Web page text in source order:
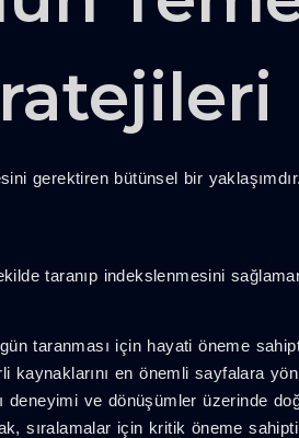
gerektiren bütünsel bir yaklaşımdır.
taranıp indekslenmesini
taranması için hayati öneme
kaynaklarını en önemli sayfalara
deneyimi ve dönüşümler üzerinde
sıralamalar için kritik öneme